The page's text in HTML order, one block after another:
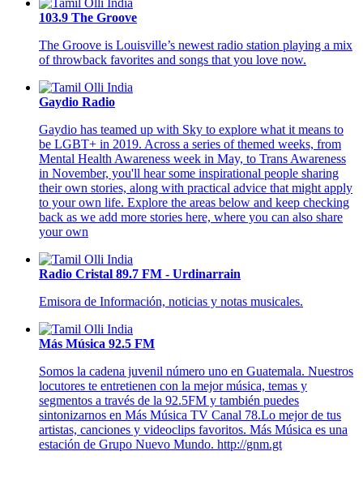
103.9 The Groove
The Groove is Louisville’s newest radio station playing a mix
of throwback favorites and songs that you love now.
Gaydio Radio
Gaydio has teamed up with Sky to explore what it means to
be LGBT+ in 2019. Across a series of themed weeks, from
Mental Health Awareness week in May, to Trans Awareness
in November, you'll hear some inspirational people sharing
their own stories, along with practical advice that might apply
to your own life. Explore the areas below and keep checking
back as we add more stories here, where you can also share
your own
Radio Cristal 89.7 FM - Urdinarrain
Emisora de Información, noticias y notas musicales.
Más Música 92.5 FM
Somos la cadena juvenil número uno en Guatemala. Nuestros
locutores te entretienen con la mejor música, temas y
segmentos a través de la 92.5FM y también puedes
sintonizarnos en Más Música TV Canal 78.Lo mejor de tus
artistas, canciones y videoclips favoritos. Más Música es una
estación de Grupo Nuevo Mundo. http://gnm.gt